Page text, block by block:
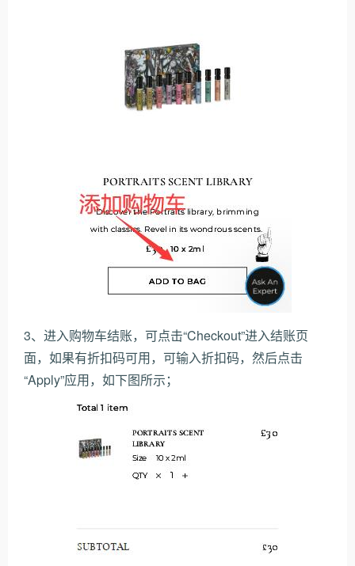
3、进入购物车结账，可点击“Checkout”进入结账页
面，如果有折扣码可用，可输入折扣码，然后点击
“Apply”应用，如下图所示；